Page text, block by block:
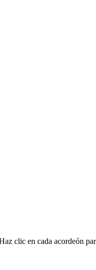
clic en cada acordeón